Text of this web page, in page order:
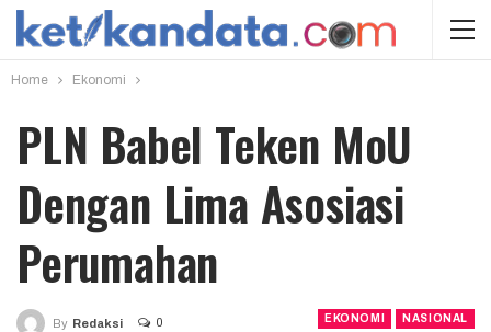
Home Ekonomi
PLN Babel Teken MoU
Dengan Lima Asosiasi
Perumahan
EKONOMI NASIONAL
By Redaksi 0